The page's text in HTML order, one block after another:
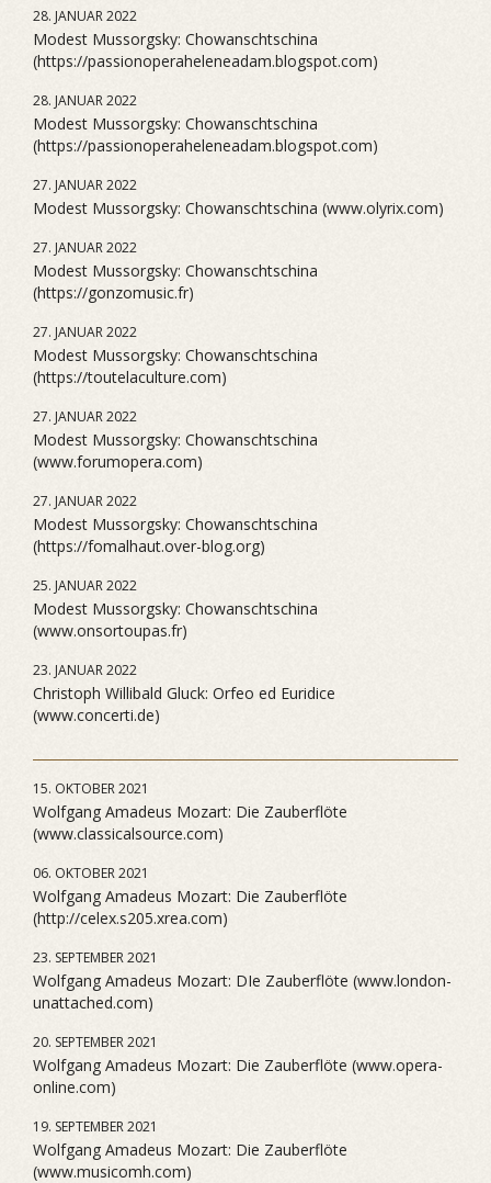
28. JANUAR 2022
Modest Mussorgsky: Chowanschtschina
(https://passionoperaheleneadam.blogspot.com)
28. JANUAR 2022
Modest Mussorgsky: Chowanschtschina
(https://passionoperaheleneadam.blogspot.com)
27. JANUAR 2022
Modest Mussorgsky: Chowanschtschina (www.olyrix.com)
27. JANUAR 2022
Modest Mussorgsky: Chowanschtschina
(https://gonzomusic.fr)
27. JANUAR 2022
Modest Mussorgsky: Chowanschtschina
(https://toutelaculture.com)
27. JANUAR 2022
Modest Mussorgsky: Chowanschtschina
(www.forumopera.com)
27. JANUAR 2022
Modest Mussorgsky: Chowanschtschina
(https://fomalhaut.over-blog.org)
25. JANUAR 2022
Modest Mussorgsky: Chowanschtschina
(www.onsortoupas.fr)
23. JANUAR 2022
Christoph Willibald Gluck: Orfeo ed Euridice
(www.concerti.de)
15. OKTOBER 2021
Wolfgang Amadeus Mozart: Die Zauberflöte
(www.classicalsource.com)
06. OKTOBER 2021
Wolfgang Amadeus Mozart: Die Zauberflöte
(http://celex.s205.xrea.com)
23. SEPTEMBER 2021
Wolfgang Amadeus Mozart: DIe Zauberflöte (www.london-
unattached.com)
20. SEPTEMBER 2021
Wolfgang Amadeus Mozart: Die Zauberflöte (www.opera-
online.com)
19. SEPTEMBER 2021
Wolfgang Amadeus Mozart: Die Zauberflöte
(www.musicomh.com)